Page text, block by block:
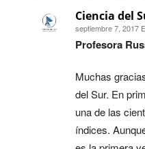
Ciencia del
septiembre 7, 2017
Profesora
Muchas
del Sur. En
una de las
índices.